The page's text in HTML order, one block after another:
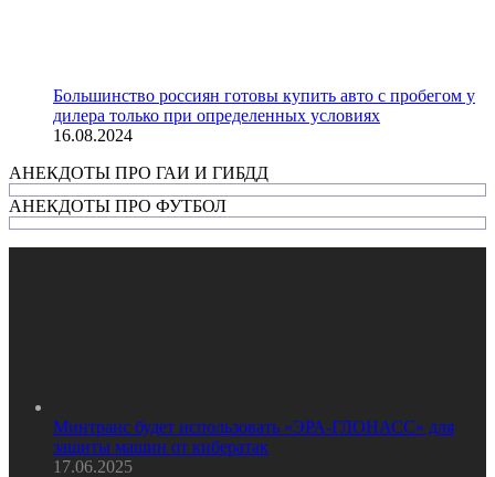
Большинство россиян готовы купить авто с пробегом у
дилера только при определенных условиях
16.08.2024
АНЕКДОТЫ ПРО ГАИ И ГИБДД
АНЕКДОТЫ ПРО ФУТБОЛ
Минтранс будет использовать «ЭРА-ГЛОНАСС» для
защиты машин от кибератак
17.06.2025